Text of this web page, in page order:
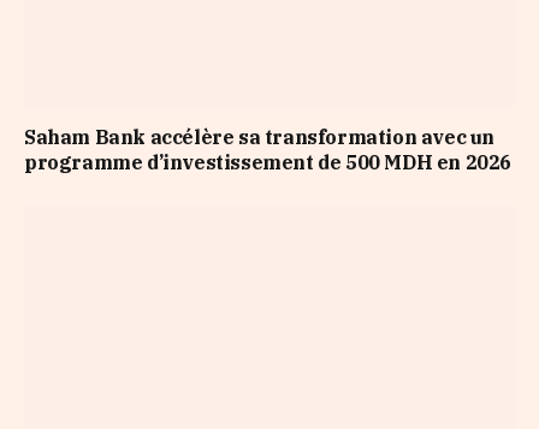
Saham Bank accélère sa transformation avec un
programme d’investissement de 500 MDH en 2026